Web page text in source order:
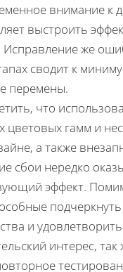
внимание к
выстроить
Исправление же
сводит к
перемены.
что
цветовых гамм и
а также
сбои нередко
эффект.
подчеркнуть
и удовлетворить
интерес,